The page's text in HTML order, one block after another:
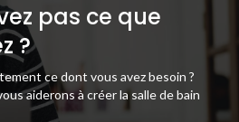
pas ce que
?
ce dont vous avez besoin ?
aiderons à créer la salle de bain